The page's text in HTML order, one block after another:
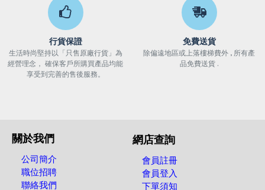
行貨保證
生活時尚堅持以「只售原廠行貨」為
經營理念， 確保客戶所購買產品均能
享受到完善的售後服務。
免費送貨
除偏遠地區或上落樓梯費外 , 所有產
品免費送貨 .
關於我們
公司簡介
職位招聘
聯絡我們
網店查詢
會員註冊
會員登入
下單須知